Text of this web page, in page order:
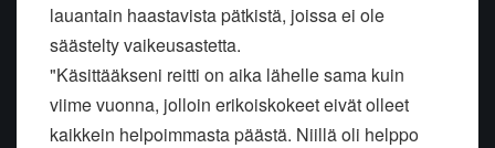
lauantain haastavista pätkistä, joissa ei ole
säästelty vaikeusastetta.
"Käsittääkseni reitti on aika lähelle sama kuin
viime vuonna, jolloin erikoiskokeet eivät olleet
kaikkein helpoimmasta päästä. Niillä oli helppo